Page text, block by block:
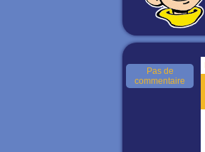
Pas de
commentaire